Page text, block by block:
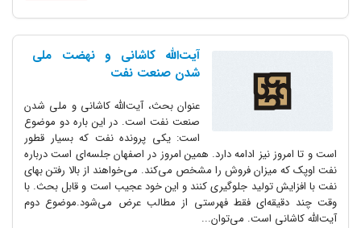
آیت‌الله کاشانی و نهضت ملی
شدن صنعت نفت
عنوان بحث، آیت‌الله کاشانی و ملی شدن
صنعت نفت است. در این باره دو موضوع
است: یکی پرونده نفت که بسیار قطور
است و تا امروز نیز ادامه دارد. همین امروز در اصفهان جلسه‌ای است درباره
نفت اوپک که میزان فروش را مشخص می‌کند. می‌خواهند از بالا رفتن بهای
نفت با افزایش تولید جلوگیری کنند و این خود عجیب است و قابل بحث. با
وقت چند دقیقه‌ای فقط فهرستی از مطالب عرض می‌شود.موضوع دوم
آیت‌الله کاشانی است. می‌توان...